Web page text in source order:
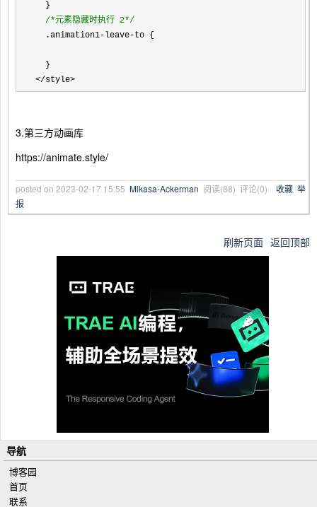
  }
/*元素隐藏时执行 2*/
  .animation1
-leave-to {
</style>
3.第三方动画库
https://animate.style/
posted on 2023-02-17 15:55 Mikasa-Ackerman 阅读(88) 评论(0) 收藏 举
报
刷新页面 返回顶部
导航
博客园
首页
联系